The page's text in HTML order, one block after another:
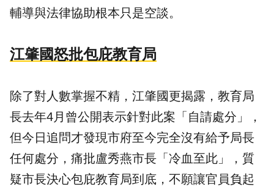
輔導與法律協助根本只是空談。
江肇國怒批包庇教育局
除了對人數掌握不精，江肇國更揭露，教育局
長去年4月曾公開表示針對此案「自請處分」，
但今日追問才發現市府至今完全沒有給予局長
任何處分，痛批盧秀燕市長「冷血至此」，質
疑市長決心包庇教育局到底，不願讓官員負起